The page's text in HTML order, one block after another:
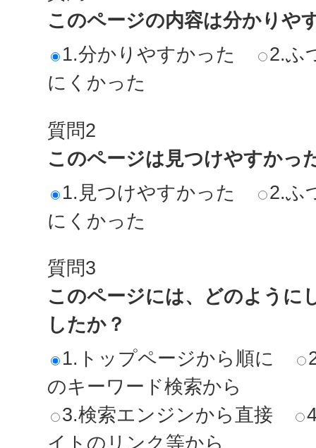
このページの内容は分かりや
1.分かりやすかった
2.ふ
にくかった
質問2
このページは見つけやすかっ
1.見つけやすかった
2.ふ
にくかった
質問3
このページには、どのように
したか？
1.トップページから順に
のキーワード検索から
3.検索エンジンから直接
イトのリンク等から